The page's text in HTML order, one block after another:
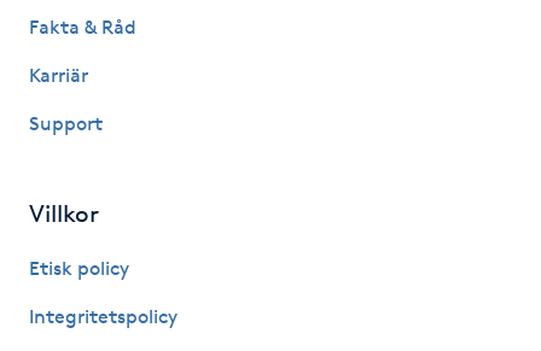
Kinesisk medicin
Klangmassage
Klippning
Fakta & Råd
Karriär
Support
Villkor
Etisk policy
Integritetspolicy